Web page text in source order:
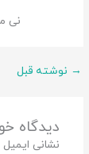
نی
→ نوشته قبل
دیدگاه‌
نشانی